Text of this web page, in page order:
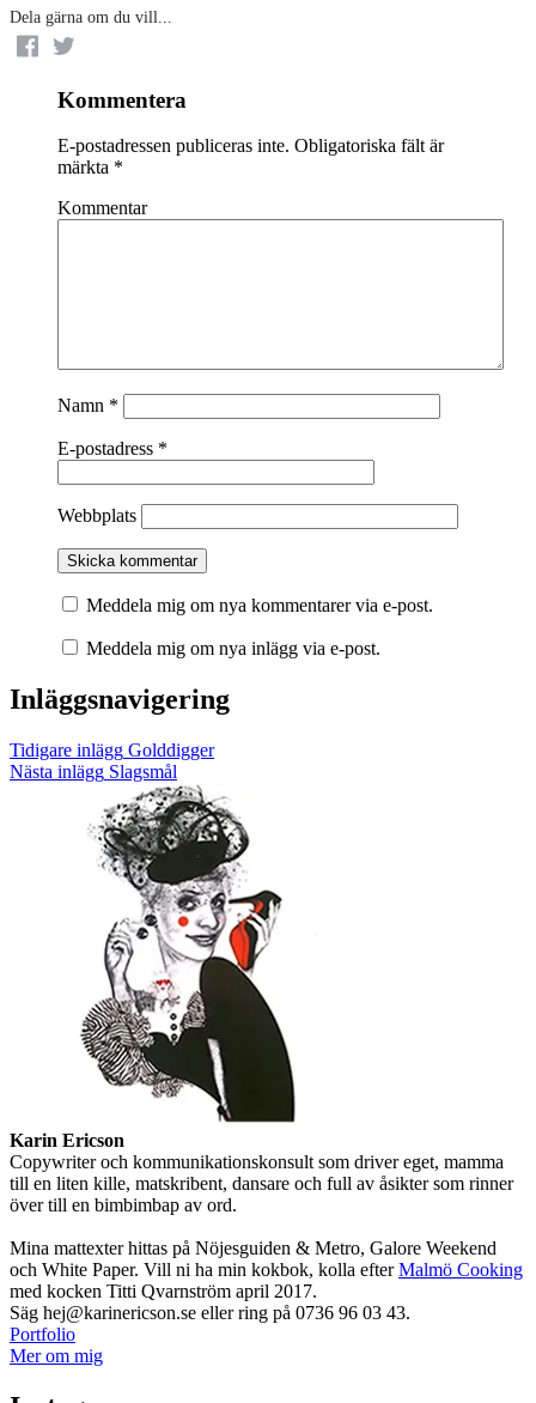
Dela gärna om du vill...
Kommentera
E-postadressen publiceras inte. Obligatoriska fält är
märkta *
Kommentar
Namn *
E-postadress *
Webbplats
Meddela mig om nya kommentarer via e-post.
Meddela mig om nya inlägg via e-post.
Inläggsnavigering
Tidigare inlägg Golddigger
Nästa inlägg Slagsmål
Karin Ericson
Copywriter och kommunikationskonsult som driver eget, mamma
till en liten kille, matskribent, dansare och full av åsikter som rinner
över till en bimbimbap av ord.
Mina mattexter hittas på Nöjesguiden & Metro, Galore Weekend
och White Paper. Vill ni ha min kokbok, kolla efterMalmö Cooking
med kocken Titti Qvarnström april 2017.
Säg hej@karinericson.se eller ring på 0736 96 03 43.
Portfolio
Mer om mig